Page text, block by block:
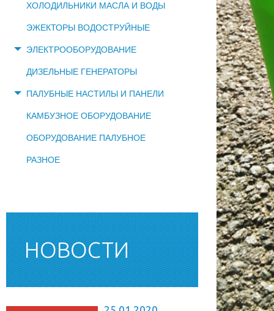
ХОЛОДИЛЬНИКИ МАСЛА И ВОДЫ
ЭЖЕКТОРЫ ВОДОСТРУЙНЫЕ
ЭЛЕКТРООБОРУДОВАНИЕ
ДИЗЕЛЬНЫЕ ГЕНЕРАТОРЫ
ПАЛУБНЫЕ НАСТИЛЫ И ПАНЕЛИ
КАМБУЗНОЕ ОБОРУДОВАНИЕ
ОБОРУДОВАНИЕ ПАЛУБНОЕ
РАЗНОЕ
НОВОСТИ